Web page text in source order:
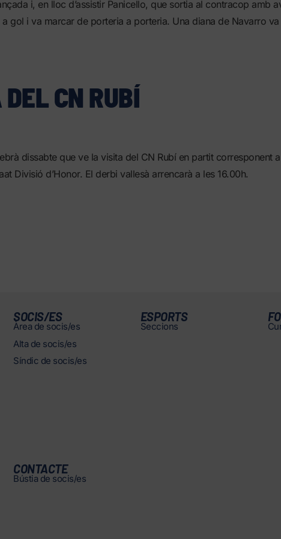
i, en lloc d’assistir Panicello, que sortia al contracop amb
gol i va marcar de porteria a porteria. Una diana de Navarro
CN RUBÍ
dissabte que ve la visita del CN Rubí en partit corresponent
Divisió d’Honor. El derbi vallesà arrencarà a les 16.00h.
SOCIS/ES
Àrea de socis/es
Alta de socis/es
Síndic de socis/es
ESPORTS
Seccions
CONTACTE
Bústia de socis/es